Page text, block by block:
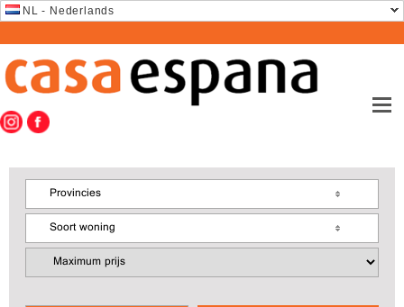
NL - Nederlands
Provincies
Soort woning